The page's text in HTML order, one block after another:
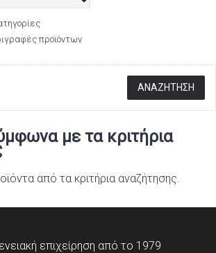
προϊόντων
με τα κριτήρια
από τα κριτήρια αναζήτησης.
επιχείρηση από το 1979